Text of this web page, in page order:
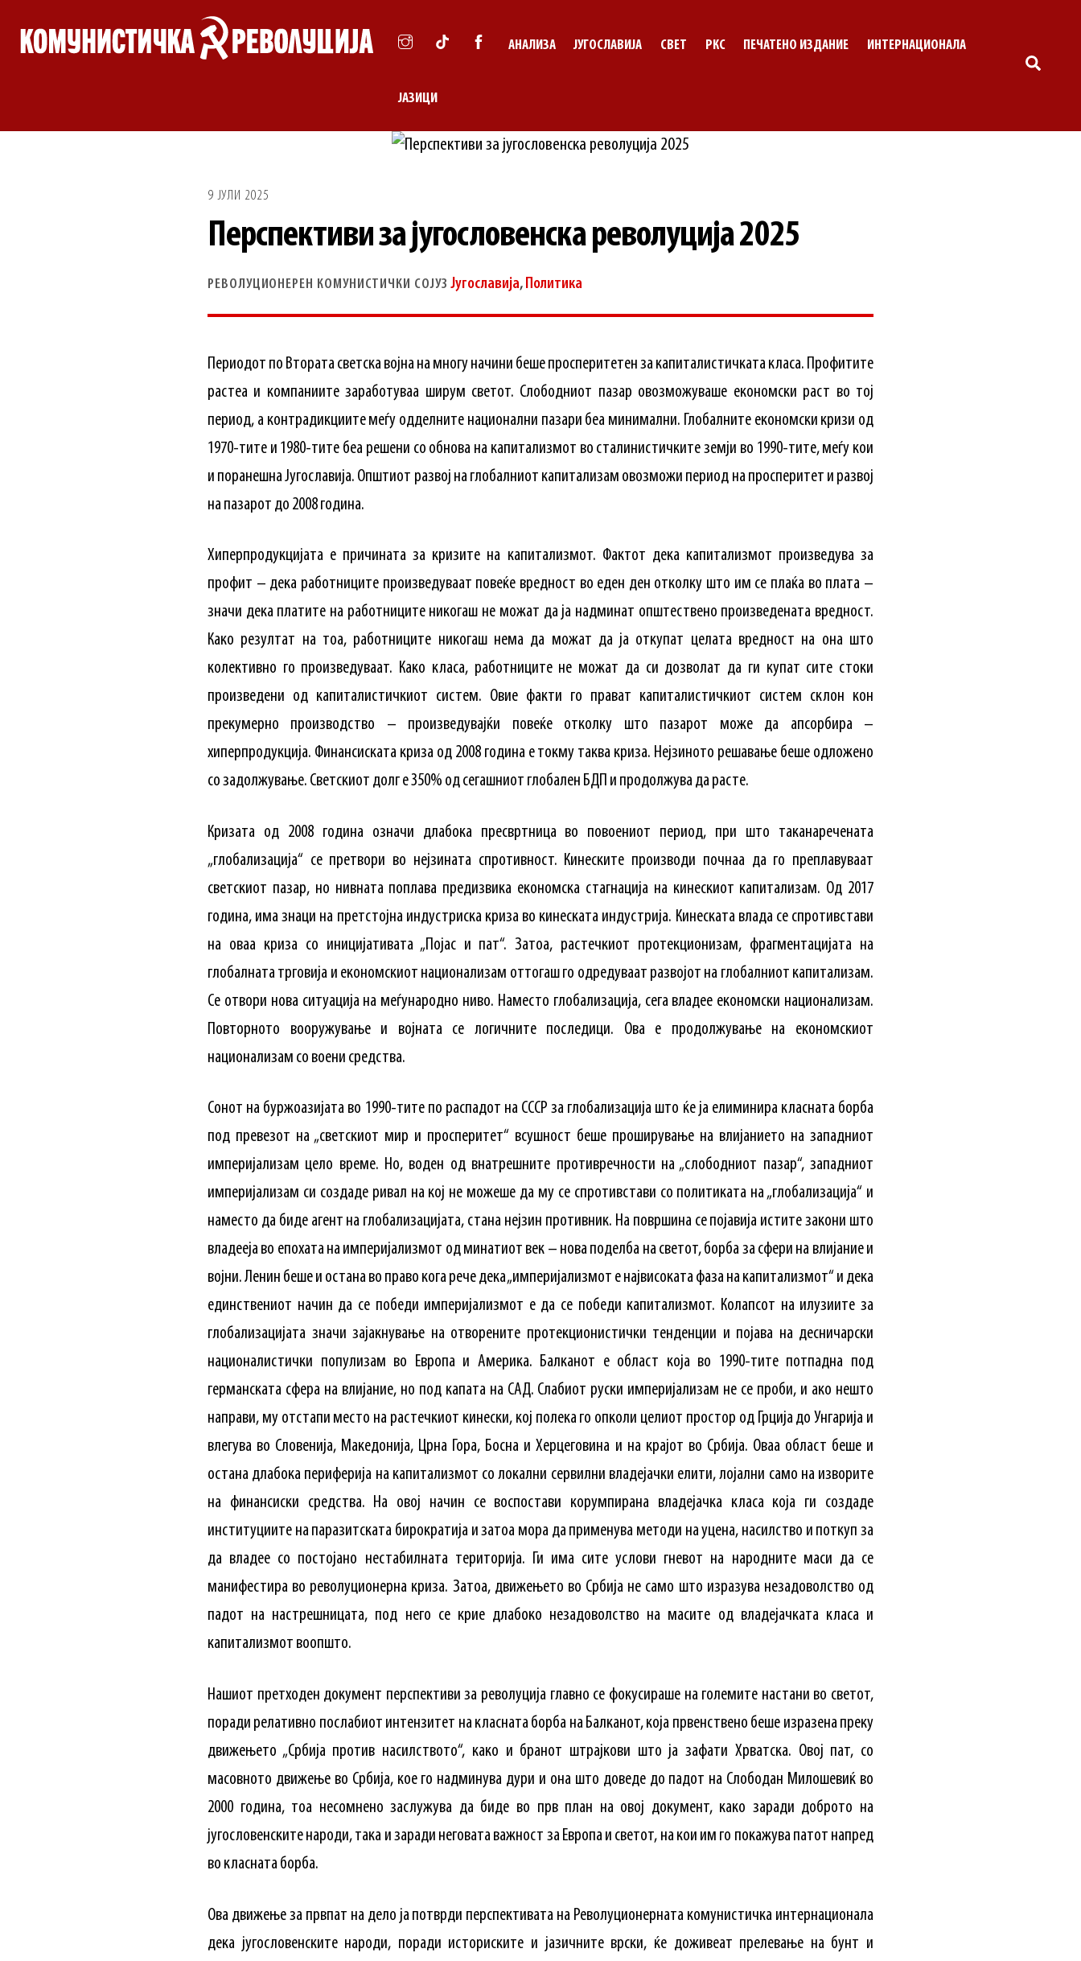
АНАЛИЗА ЈУГОСЛАВИЈА СВЕТ РКС ПЕЧАТЕНО ИЗДАНИЕ ИНТЕРНАЦИОНАЛА
ЈАЗИЦИ
9 ЈУЛИ 2025
Перспективи за југословенска револуција 2025
РЕВОЛУЦИОНЕРЕН КОМУНИСТИЧКИ СОЈУЗ Југославија, Политика
Периодот по Втората светска војна на многу начини беше просперитетен за капиталистичката класа. Профитите
растеа и компаниите заработуваа ширум светот. Слободниот пазар овозможуваше економски раст во тој
период, а контрадикциите меѓу одделните национални пазари беа минимални. Глобалните економски кризи од
1970-тите и 1980-тите беа решени со обнова на капитализмот во сталинистичките земји во 1990-тите, меѓу кои
и поранешна Југославија. Општиот развој на глобалниот капитализам овозможи период на просперитет и развој
на пазарот до 2008 година.
Хиперпродукцијата е причината за кризите на капитализмот. Фактот дека капитализмот произведува за
профит – дека работниците произведуваат повеќе вредност во еден ден отколку што им се плаќа во плата –
значи дека платите на работниците никогаш не можат да ја надминат општествено произведената вредност.
Како резултат на тоа, работниците никогаш нема да можат да ја откупат целата вредност на она што
колективно го произведуваат. Како класа, работниците не можат да си дозволат да ги купат сите стоки
произведени од капиталистичкиот систем. Овие факти го прават капиталистичкиот систем склон кон
прекумерно производство – произведувајќи повеќе отколку што пазарот може да апсорбира –
хиперпродукција. Финансиската криза од 2008 година е токму таква криза. Нејзиното решавање беше одложено
со задолжување. Светскиот долг е 350% од сегашниот глобален БДП и продолжува да расте.
Кризата од 2008 година означи длабока пресвртница во повоениот период, при што таканаречената
„глобализација“ се претвори во нејзината спротивност. Кинеските производи почнаа да го преплавуваат
светскиот пазар, но нивната поплава предизвика економска стагнација на кинескиот капитализам. Од 2017
година, има знаци на претстојна индустриска криза во кинеската индустрија. Кинеската влада се спротивстави
на оваа криза со иницијативата „Појас и пат“. Затоа, растечкиот протекционизам, фрагментацијата на
глобалната трговија и економскиот национализам оттогаш го одредуваат развојот на глобалниот капитализам.
Се отвори нова ситуација на меѓународно ниво. Наместо глобализација, сега владее економски национализам.
Повторното вооружување и војната се логичните последици. Ова е продолжување на економскиот
национализам со воени средства.
Сонот на буржоазијата во 1990-тите по распадот на СССР за глобализација што ќе ја елиминира класната борба
под превезот на „светскиот мир и просперитет“ всушност беше проширување на влијанието на западниот
империјализам цело време. Но, воден од внатрешните противречности на „слободниот пазар“, западниот
империјализам си создаде ривал на кој не можеше да му се спротивстави со политиката на „глобализација“ и
наместо да биде агент на глобализацијата, стана нејзин противник. На површина се појавија истите закони што
владееја во епохата на империјализмот од минатиот век – нова поделба на светот, борба за сфери на влијание и
војни. Ленин беше и остана во право кога рече дека „империјализмот е највисоката фаза на капитализмот“ и дека
единствениот начин да се победи империјализмот е да се победи капитализмот. Колапсот на илузиите за
глобализацијата значи зајакнување на отворените протекционистички тенденции и појава на десничарски
националистички популизам во Европа и Америка. Балканот е област која во 1990-тите потпадна под
германската сфера на влијание, но под капата на САД. Слабиот руски империјализам не се проби, и ако нешто
направи, му отстапи место на растечкиот кинески, кој полека го опколи целиот простор од Грција до Унгарија и
влегува во Словенија, Македонија, Црна Гора, Босна и Херцеговина и на крајот во Србија. Оваа област беше и
остана длабока периферија на капитализмот со локални сервилни владејачки елити, лојални само на изворите
на финансиски средства. На овој начин се воспостави корумпирана владејачка класа која ги создаде
институциите на паразитската бирократија и затоа мора да применува методи на уцена, насилство и поткуп за
да владее со постојано нестабилната територија. Ги има сите услови гневот на народните маси да се
манифестира во револуционерна криза. Затоа, движењето во Србија не само што изразува незадоволство од
падот на настрешницата, под него се крие длабоко незадоволство на масите од владејачката класа и
капитализмот воопшто.
Нашиот претходен документ перспективи за револуција главно се фокусираше на големите настани во светот,
поради релативно послабиот интензитет на класната борба на Балканот, која првенствено беше изразена преку
движењето „Србија против насилството“, како и бранот штрајкови што ја зафати Хрватска. Овој пат, со
масовното движење во Србија, кое го надминува дури и она што доведе до падот на Слободан Милошевиќ во
2000 година, тоа несомнено заслужува да биде во прв план на овој документ, како заради доброто на
југословенските народи, така и заради неговата важност за Европа и светот, на кои им го покажува патот напред
во класната борба.
Ова движење за првпат на дело ја потврди перспективата на Револуционерната комунистичка интернационала
дека југословенските народи, поради историските и јазичните врски, ќе доживеат прелевање на бунт и